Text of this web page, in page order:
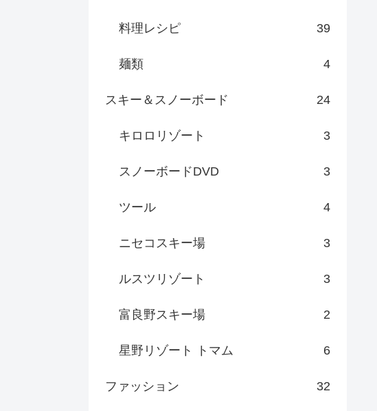
料理レシピ 39
麺類 4
スキー＆スノーボード 24
キロロリゾート 3
スノーボードDVD 3
ツール 4
ニセコスキー場 3
ルスツリゾート 3
富良野スキー場 2
星野リゾート トマム 6
ファッション 32